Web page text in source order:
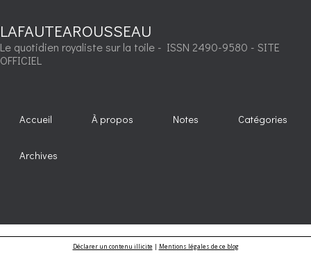
LAFAUTEAROUSSEAU
Le quotidien royaliste sur la toile - ISSN 2490-9580 - SITE
OFFICIEL
Accueil À propos Notes Catégories
Archives
Déclarer un contenu illicite| Mentions légales de ce blog